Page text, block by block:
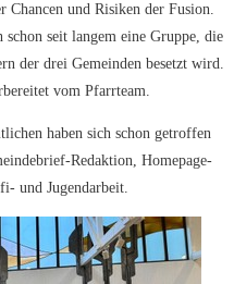
Chancen und Risiken der Fusion.
seit langem eine Gruppe, die
der drei Gemeinden besetzt wird.
vom Pfarrteam.
haben sich schon getroffen
Redaktion, Homepage-
und Jugendarbeit.